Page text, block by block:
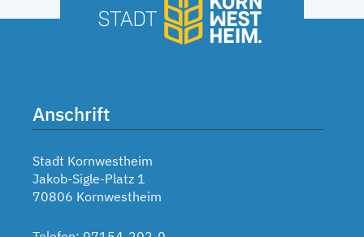
Anschrift
Stadt Kornwestheim
Jakob-Sigle-Platz 1
70806 Kornwestheim